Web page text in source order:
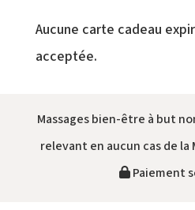
Aucune carte cadeau
acceptée.
Massages bien-être à but
relevant en aucun cas de
Paiement